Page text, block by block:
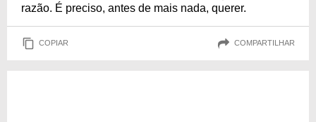
razão. É preciso, antes de mais nada, querer.
COPIAR COMPARTILHAR